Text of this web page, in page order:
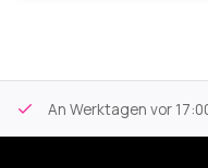
An Werktagen vor